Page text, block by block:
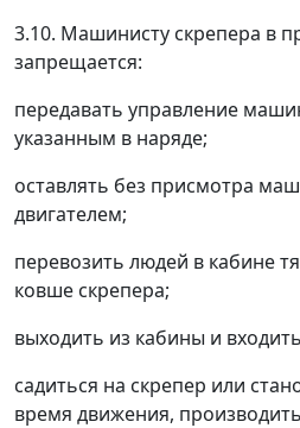
3.10. Машинисту скрепера в
запрещается:
передавать управление
указанным в наряде;
оставлять без присмотра
двигателем;
перевозить людей в кабине
ковше скрепера;
выходить из кабины и
садиться на скрепер или
время движения,